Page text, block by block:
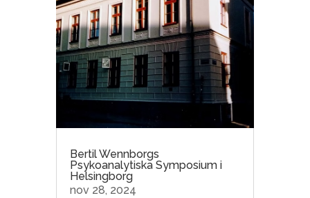
Bertil Wennborgs
Psykoanalytiska Symposium i
Helsingborg
nov 28, 2024